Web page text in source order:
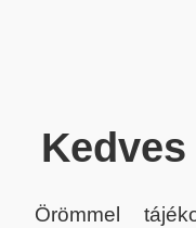
Örömmel